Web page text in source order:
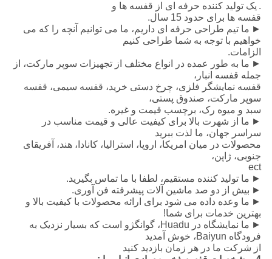
. یک تولید کننده حرفه ای از قفسه ها و
قفسه ها برای حدود 15 سال.
► ما تیم طراحی حرفه ای داریم، ما می توانیم آنچه را که می
خواهیم با توجه به شما طراحی کنیم
الزامات.
► ما به طور عمده در انواع مختلف از تجهیزات سوپر مارکت، از
جمله قفسه انبار،
قفسه نمایشگر فلزی، چرخ دستی خرید، قفسه سیمی، قفسه
سوپر مارکت، صندوق پستی،
سبد و میوه رک، برچسب قیمت و غیره.
► ما از شهرت بالا برای کیفیت عالی و قیمت مناسب در
سراسر جهان، ما لذت ببرید
محصولات در میان امریکا، اروپا، استرالیا، کانادا، هند، آفریقای
جنوبی، ژاپن،
ect
► ما تولید کننده مستقیم، لطفا با ما تماس بگیرید.
► بیش از دو صد ماشین آلات پیشرفته فن آوری.
► ما وعده داده می شود برای ارائه محصولات با کیفیت بالا و
بهترین خدمات برای شما!
►
ما نمایشگاه در Huadu، گوانگژو است که بسیار نزدیک به
فرودگاه Baiyun، خوش آمدید
از شرکت ما در هر زمان بازدید کنید